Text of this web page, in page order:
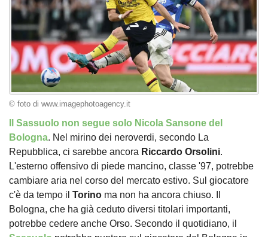
© foto di www.imagephotoagency.it
Il Sassuolo non segue solo Nicola Sansone del
Bologna. Nel mirino dei neroverdi, secondo La
Repubblica, ci sarebbe ancora Riccardo Orsolini.
L'esterno offensivo di piede mancino, classe '97, potrebbe
cambiare aria nel corso del mercato estivo. Sul giocatore
c'è da tempo il Torino ma non ha ancora chiuso. Il
Bologna, che ha già ceduto diversi titolari importanti,
potrebbe cedere anche Orso. Secondo il quotidiano, il